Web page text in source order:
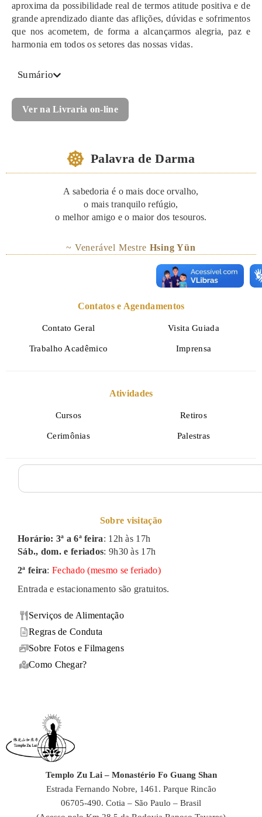
aproxima da possibilidade real de termos atitude positiva e de
grande aprendizado diante das aflições, dúvidas e sofrimentos
que nos acometem, de forma a alcançarmos alegria, paz e
harmonia em todos os setores das nossas vidas.
Sumário
Ver na Livraria on-line
Palavra de Darma
A sabedoria é o mais doce orvalho,
o mais tranquilo refúgio,
o melhor amigo e o maior dos tesouros.
~ Venerável Mestre Hsing Yün
Templo Zu Lai – Monastério Fo Guang Shan
Estrada Fernando Nobre, 1461. Parque Rincão
06705-490. Cotia – São Paulo – Brasil
Sobre visitação
Horário: 3ª a 6ª feira: 12h às 17h
Sáb., dom. e feriados: 9h30 às 17h
2ª feira:Fechado (mesmo se feriado)
Entrada e estacionamento são gratuitos.
Serviços de Alimentação
Regras de Conduta
Sobre Fotos e Filmagens
Como Chegar?
Contatos e Agendamentos
Contato Geral Visita Guiada
Trabalho Acadêmico Imprensa
Atividades
Cursos Retiros
Cerimônias Palestras